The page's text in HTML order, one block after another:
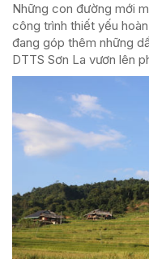
Những con đường mới
công trình thiết yếu
đang góp thêm những
DTTS Sơn La vươn lên